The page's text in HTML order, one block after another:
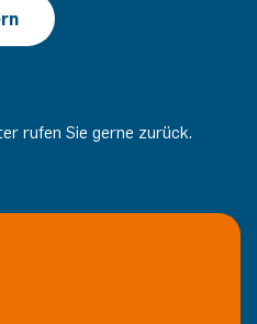
rufen Sie gerne zurück.